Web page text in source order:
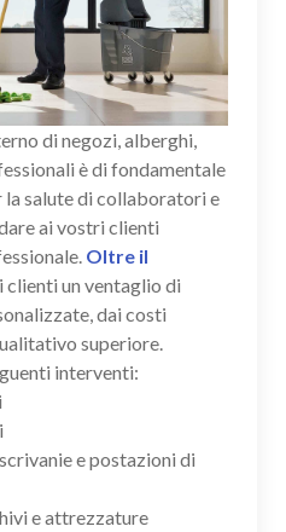
di negozi, alberghi,
è di fondamentale
la salute di collaboratori e
ai vostri clienti
Oltre il
clienti un ventaglio di
dai costi
superiore.
interventi:
e postazioni di
e attrezzature